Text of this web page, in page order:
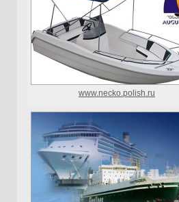
www.necko.polish.ru